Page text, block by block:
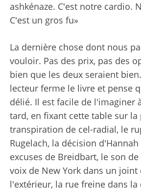
ashkénaze. C'est notre cardio.
C'est un gros fu»
La dernière chose dont nous
vouloir. Pas des prix, pas des
bien que les deux seraient
lecteur ferme le livre et pense
délié. Il est facile de l'imaginer
tard, en fixant cette table sur la
transpiration de cel-radial, le
Rugelach, la décision
excuses de Breidbart, le son
voix de New York dans un joint
l'extérieur, la rue freine dans la